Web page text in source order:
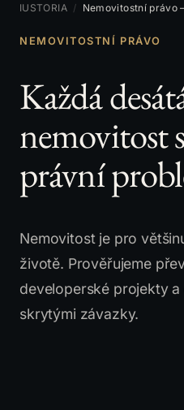
IUSTORIA / Nemovitostní právo
NEMOVITOSTNÍ PRÁVO
Každá
nemovitost
právní
Nemovitost je pro
životě. Prověřujeme
developerské projekty
skrytými závazky.